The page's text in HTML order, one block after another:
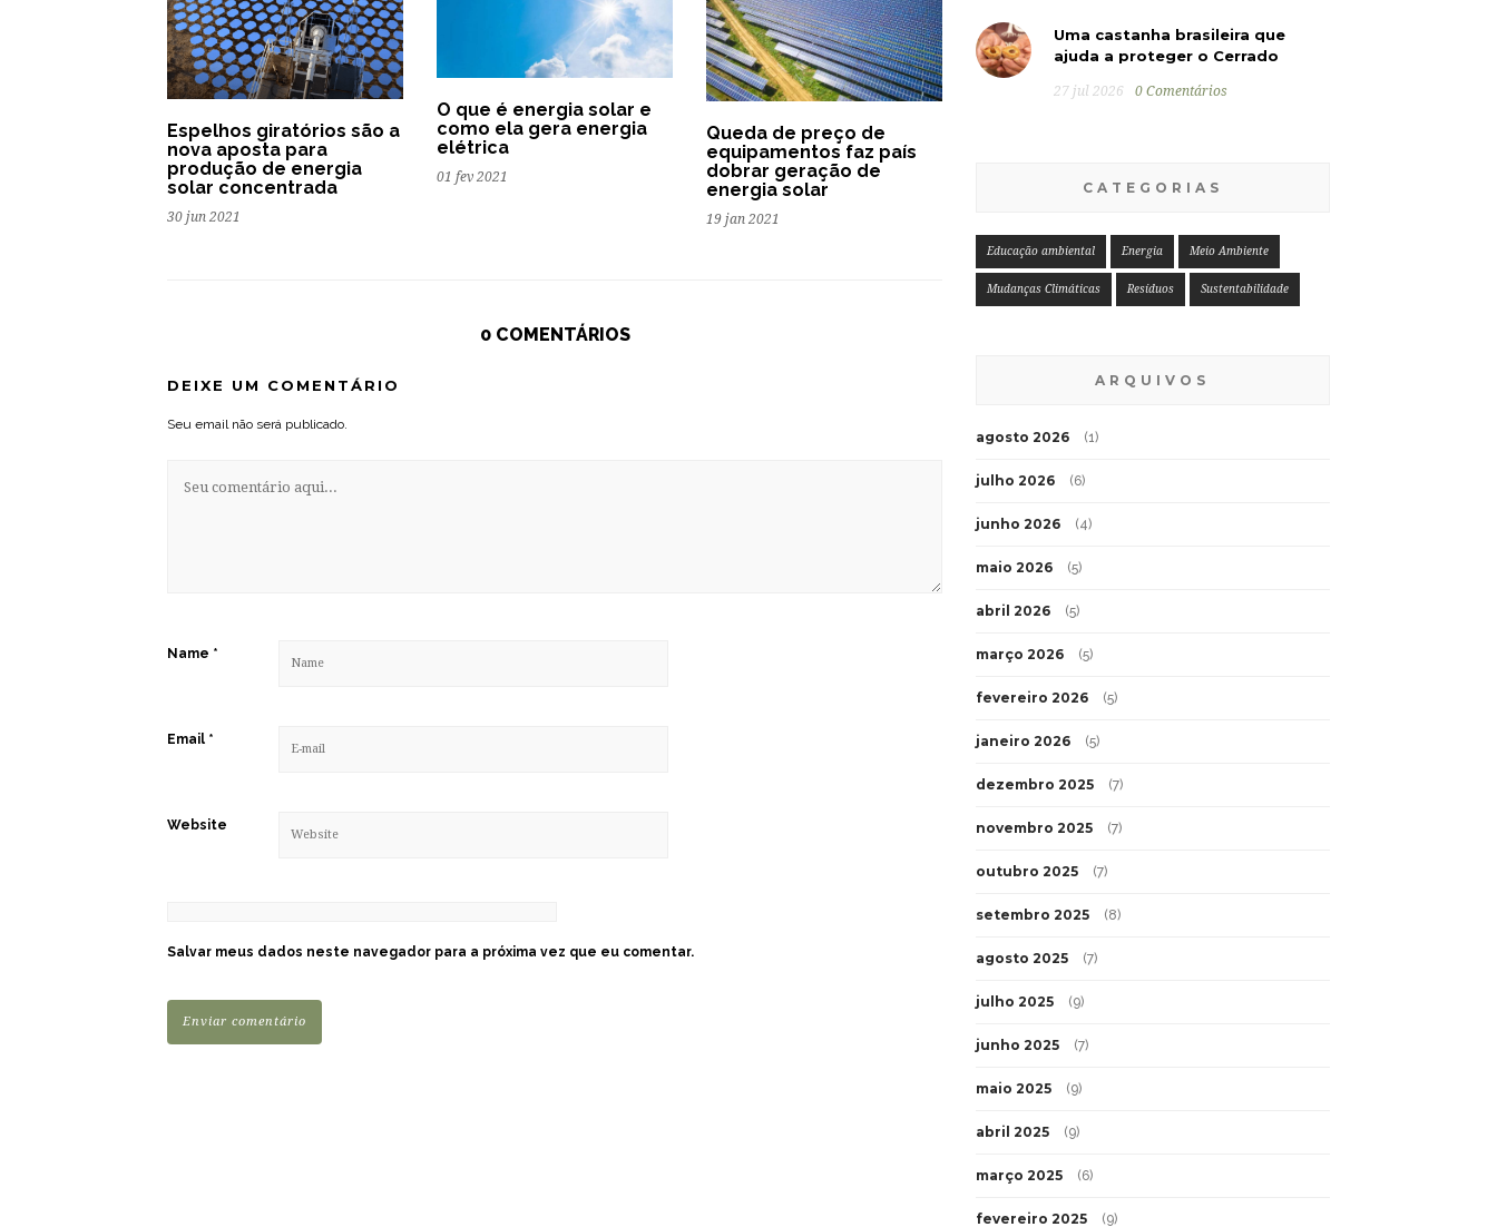
Espelhos giratórios são a
nova aposta para
produção de energia
solar concentrada
30 jun 2021
O que é energia solar e
como ela gera energia
elétrica
01 fev 2021
Queda de preço de
equipamentos faz país
dobrar geração de
energia solar
19 jan 2021
0 COMENTÁRIOS
DEIXE UM COMENTÁRIO
Seu email não será publicado.
Name *
Email *
Website
Salvar meus dados neste navegador para a próxima vez que eu comentar.
Uma castanha brasileira que
ajuda a proteger o Cerrado
27 jul 2026 0 Comentários
CATEGORIAS
Educação ambiental Energia Meio Ambiente
Mudanças Climáticas Resíduos Sustentabilidade
ARQUIVOS
agosto 2026 (1)
julho 2026 (6)
junho 2026 (4)
maio 2026 (5)
abril 2026 (5)
março 2026 (5)
fevereiro 2026 (5)
janeiro 2026 (5)
dezembro 2025 (7)
novembro 2025 (7)
outubro 2025 (7)
setembro 2025 (8)
agosto 2025 (7)
julho 2025 (9)
junho 2025 (7)
maio 2025 (9)
abril 2025 (9)
março 2025 (6)
fevereiro 2025 (9)